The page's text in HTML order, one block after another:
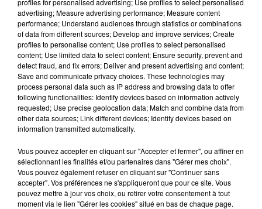
février dernier.Enfin, Slimane est aussi très sollicité… par le
cinéma !Dans la peau d'un handicapé dans le film "Break"
en 2018et plus récemment dans son propre rôle dans la
série "Jusqu’ici tout va bien" de Nawell Madani sur Netflix,
l’ex-vainqueur de The Voice n’est pas indifférent aux appels
du pied du 7
art."On me propose vraiment beaucoup de
projets mais comme je suis en tournée toute l’année je
manque de temps.Je pense aussi que j’ai envie d’un rôle
qui me bouleverse. Il faut que l’histoire me parle, que je
familières".
L’Eurovision, la tournée, les projets annexes…Et le Tour
Vibration dans tout ça ? "Si je peux être là ce serait avec
grand plaisir !".Après Orléans en 2016 et Romorantin l’an
advertising; Measure advertising performance; Measure content
performance; Understand audiences through statistics or combinations
of data from different sources; Develop and improve services; Create
profiles to personalise content; Use profiles to select personalised
content; Use limited data to select content; Ensure security, prevent and
detect fraud, and fix errors; Deliver and present advertising and content;
Save and communicate privacy choices. These technologies may
process personal data such as IP address and browsing data to offer
following functionalities: Identify devices based on information actively
requested; Use precise geolocation data; Match and combine data from
other data sources; Link different devices; Identify devices based on
information transmitted automatically.
Vous pouvez accepter en cliquant sur "Accepter et fermer", ou affiner en
sélectionnant les finalités et/ou partenaires dans "Gérer mes choix".
Vous pouvez également refuser en cliquant sur "Continuer sans
accepter". Vos préférences ne s'appliqueront que pour ce site. Vous
pouvez mettre à jour vos choix, ou retirer votre consentement à tout
moment via le lien "Gérer les cookies" situé en bas de chaque page.